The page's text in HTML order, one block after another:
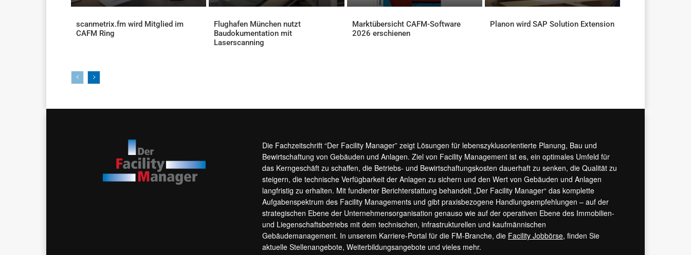
scanmetrix.fm wird Mitglied im
CAFM Ring
Flughafen München nutzt
Baudokumentation mit
Laserscanning
Marktübersicht CAFM-Software
2026 erschienen
Planon wird SAP Solution Extension
Die Fachzeitschrift “Der Facility Manager” zeigt Lösungen für lebenszyklusorientierte Planung, Bau und
Bewirtschaftung von Gebäuden und Anlagen. Ziel von Facility Management ist es, ein optimales Umfeld für
das Kerngeschäft zu schaffen, die Betriebs- und Bewirtschaftungskosten dauerhaft zu senken, die Qualität zu
steigern, die technische Verfügbarkeit der Anlagen zu sichern und den Wert von Gebäuden und Anlagen
langfristig zu erhalten. Mit fundierter Berichterstattung behandelt „Der Facility Manager“ das komplette
Aufgabenspektrum des Facility Managements und gibt praxisbezogene Handlungsempfehlungen – auf der
strategischen Ebene der Unternehmensorganisation genauso wie auf der operativen Ebene des Immobilien-
und Liegenschaftsbetriebs mit dem technischen, infrastrukturellen und kaufmännischen
Gebäudemanagement. In unserem Karriere-Portal für die FM-Branche, die Facility Jobbörse, finden Sie
aktuelle Stellenangebote, Weiterbildungsangebote und vieles mehr.